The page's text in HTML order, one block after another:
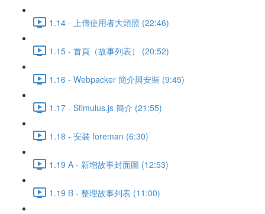
1.14 - 上傳使用者大頭照 (22:46)
1.15 - 首頁（故事列表） (20:52)
1.16 - Webpacker 簡介與安裝 (9:45)
1.17 - Stimulus.js 簡介 (21:55)
1.18 - 安裝 foreman (6:30)
1.19 A - 新增故事封面圖 (12:53)
1.19 B - 整理故事列表 (11:00)